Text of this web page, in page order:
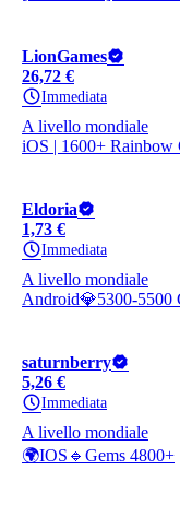
LionGames
26,72 €
Immediata
A livello mondiale
iOS | 1600+ Rainbow
Eldoria
1,73 €
Immediata
A livello mondiale
Android💎5300-5500
saturnberry
5,26 €
Immediata
A livello mondiale
🌍IOS🔹Gems 4800+